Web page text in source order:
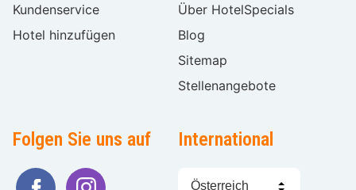
Kundenservice
Hotel hinzufügen
Über HotelSpecials
Blog
Sitemap
Stellenangebote
Folgen Sie uns auf International
Sprache